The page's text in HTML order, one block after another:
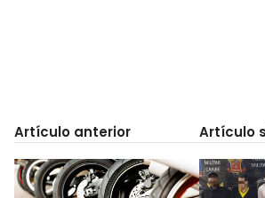
Artículo anterior Artículo